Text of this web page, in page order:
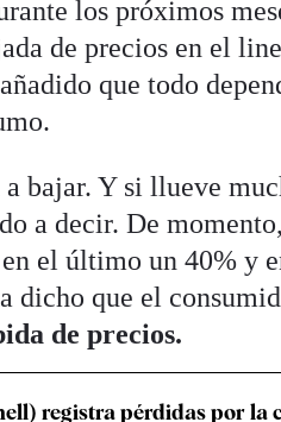
los próximos
de precios en el
que todo
bajar. Y si llueve
a decir. De
el último un 40% y
dicho que el
de precios.
registra pérdidas por la